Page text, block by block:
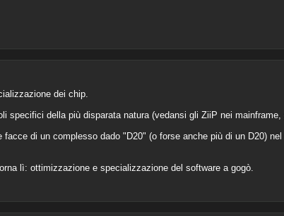
dei chip.
specifici della più disparata natura (vedansi gli ZiiP nei
di un complesso dado "D20" (o forse anche più di un D20)
lì: ottimizzazione e specializzazione del software a gogò.